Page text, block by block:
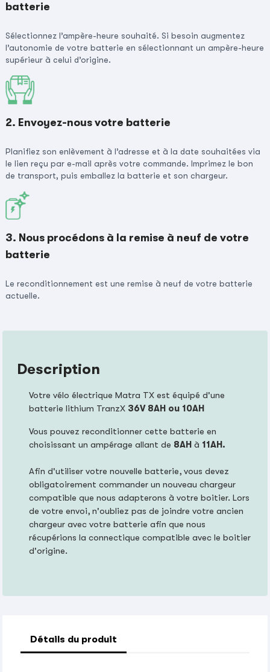
batterie
Sélectionnez l’ampère-heure souhaité. Si besoin augmentez
l’autonomie de votre batterie en sélectionnant un ampère-heure
supérieur à celui d’origine.
2. Envoyez-nous votre batterie
Planifiez son enlèvement à l’adresse et à la date souhaitées via
le lien reçu par e-mail après votre commande. Imprimez le bon
de transport, puis emballez la batterie et son chargeur.
3. Nous procédons à la remise à neuf de votre
batterie
Le reconditionnement est une remise à neuf de votre batterie
actuelle.
Description
Votre vélo électrique Matra TX est équipé d'une
batterie lithium TranzX 36V 8AH ou 10AH
Vous pouvez reconditionner cette batterie en
choisissant un ampérage allant de 8AH à 11AH.
Afin d'utiliser votre nouvelle batterie, vous devez
obligatoirement commander un nouveau chargeur
compatible que nous adapterons à votre boitier. Lors
de votre envoi, n'oubliez pas de joindre votre ancien
chargeur avec votre batterie afin que nous
récupérions la connectique compatible avec le boitier
d'origine.
Détails du produit